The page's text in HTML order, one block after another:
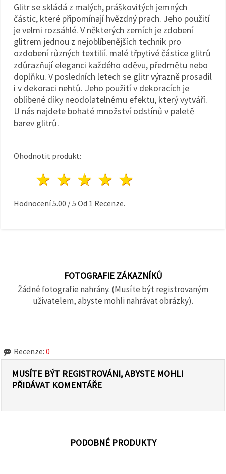
Glitr se skládá z malých, práškovitých jemných
částic, které připomínají hvězdný prach. Jeho použití
je velmi rozsáhlé. V některých zemích je zdobení
glitrem jednou z nejoblíbenějších technik pro
ozdobení různých textilií. malé třpytivé částice glitrů
zdůrazňují eleganci každého oděvu, předmětu nebo
doplňku. V posledních letech se glitr výrazně prosadil
i v dekoraci nehtů. Jeho použití v dekoracích je
oblíbené díky neodolatelnému efektu, který vytváří.
U nás najdete bohaté množství odstínů v paletě
barev glitrů.
Ohodnotit produkt:
4 hvězdy
3 hvězdy
2 hvězdy
1 hvězda
Hodnocení5.00 /5 Od 1 Recenze.
FOTOGRAFIE ZÁKAZNÍKŮ
Žádné fotografie nahrány. (Musíte být registrovaným
uživatelem, abyste mohli nahrávat obrázky).
Recenze: 0
MUSÍTE BÝT REGISTROVÁNI, ABYSTE MOHLI
PŘIDÁVAT KOMENTÁŘE
PODOBNÉ PRODUKTY